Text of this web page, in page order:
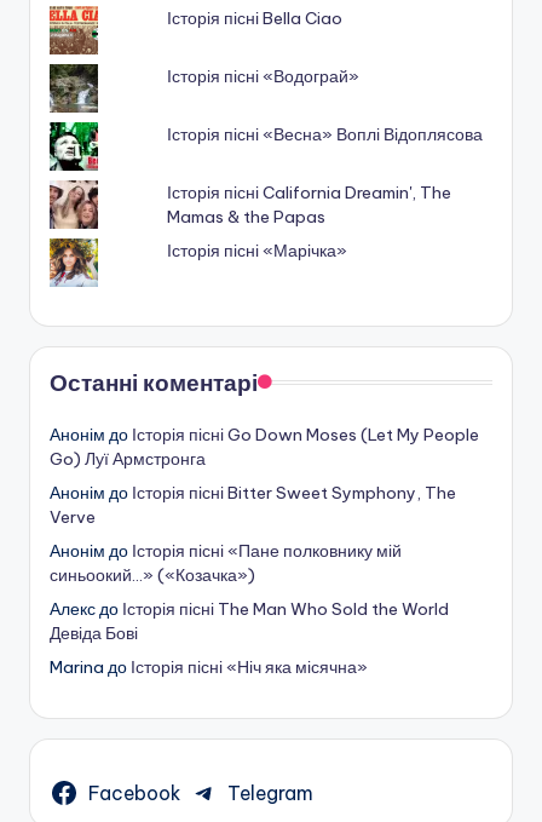
Історія пісні Bella Ciao
Історія пісні «Водограй»
Історія пісні «Весна» Воплі Відоплясова
Історія пісні California Dreamin', The
Mamas & the Papas
Історія пісні «Марічка»
Останні коментарі
Анонім до Історія пісні Go Down Moses (Let My People
Go) Луї Армстронга
Анонім до Історія пісні Bitter Sweet Symphony, The
Verve
Анонім до Історія пісні «Пане полковнику мій
синьоокий…» («Козачка»)
Алексдо Історія пісні The Man Who Sold the World
Девіда Бові
Marina до Історія пісні «Ніч яка місячна»
Facebook Telegram